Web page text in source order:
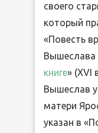
своего
который
«Повесть
Вышеслава
книге» (XVI
Вышеслав
матери
указан в